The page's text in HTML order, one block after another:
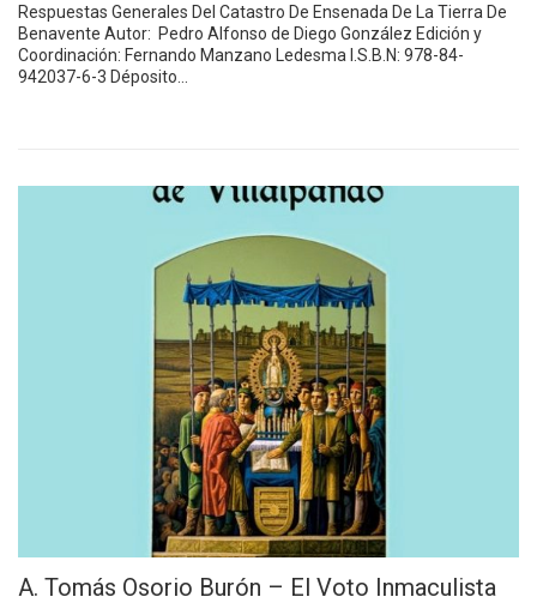
Respuestas Generales Del Catastro De Ensenada De La Tierra De
Benavente Autor: Pedro Alfonso de Diego González Edición y
Coordinación: Fernando Manzano Ledesma I.S.B.N: 978-84-
942037-6-3 Déposito…
A. Tomás Osorio Burón – El Voto Inmaculista